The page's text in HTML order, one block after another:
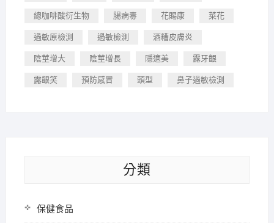
總咖啡酸衍生物 腸病毒 花賜康 菜花
過敏原檢測 過敏檢測 酒糟皮膚炎
陰莖增大 陰莖增長 隱適美 露牙齦
露齦笑 預防感冒 頭型 鼻子過敏檢測
分類
保健食品